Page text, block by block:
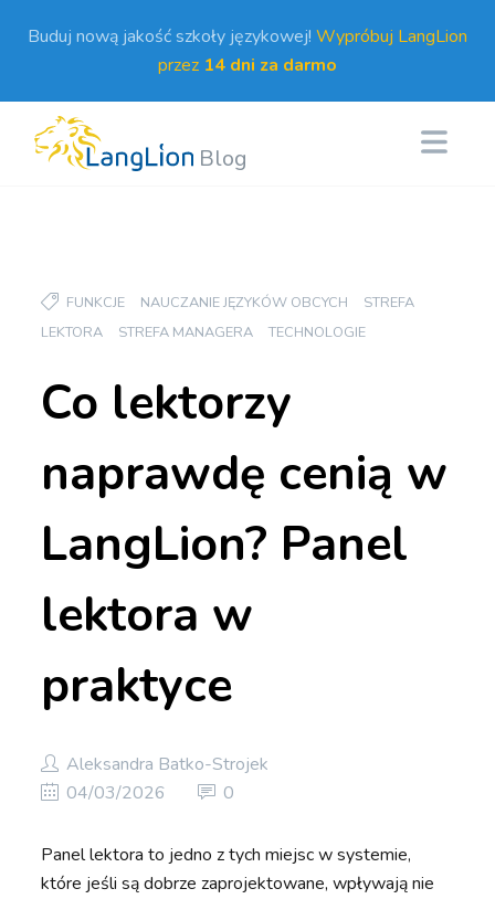
Buduj nową jakość szkoły językowej! Wypróbuj LangLion
przez 14 dni za darmo
Blog
FUNKCJE NAUCZANIE JĘZYKÓW OBCYCH
STREFA
LEKTORA
STREFA MANAGERA TECHNOLOGIE
Co lektorzy
naprawdę cenią w
LangLion? Panel
lektora w
praktyce
Aleksandra Batko-Strojek
04/03/2026
0
Panel lektora to jedno z tych miejsc w systemie,
które jeśli są dobrze zaprojektowane, wpływają nie